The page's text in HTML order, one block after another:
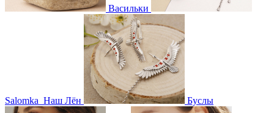
Васильки
Salomka Наш Лён Буслы